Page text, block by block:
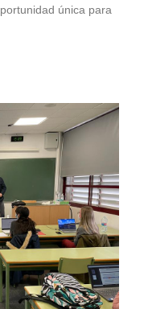
única para